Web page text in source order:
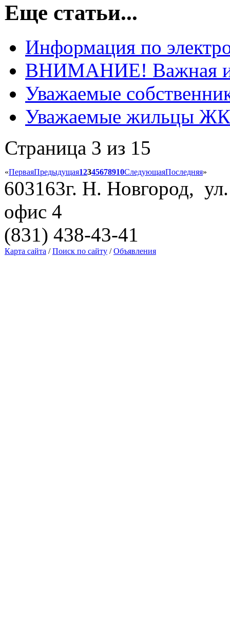
Еще статьи...
Информация по
ВНИМАНИЕ! Важная
Уважаемые
Уважаемые жильцы
Страница 3 из 15
«ПерваяПредыдущая12345678910СледующаяПоследняя»
603163г. Н. Новгород,
офис 4
(831) 438-43-41
Карта сайта / Поиск по сайту / Объявления